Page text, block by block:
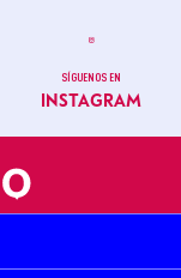
SÍGUENOS EN
INSTAGRAM